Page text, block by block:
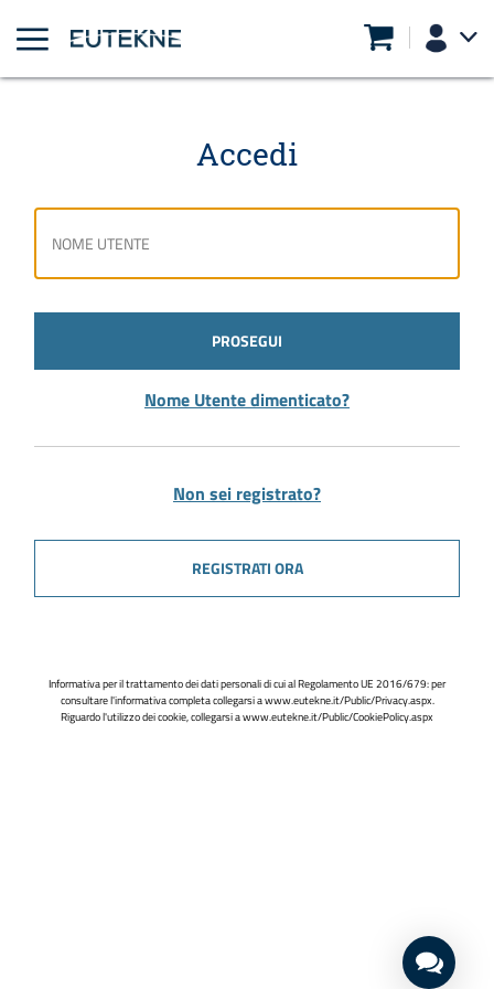
Accedi
PROSEGUI
Nome Utente dimenticato?
Non sei registrato?
REGISTRATI ORA
Informativa per il trattamento dei dati personali di cui al Regolamento UE 2016/679: per
consultare l'informativa completa collegarsi awww.eutekne.it/Public/Privacy.aspx.
Riguardo l'utilizzo dei cookie, collegarsi awww.eutekne.it/Public/CookiePolicy.aspx